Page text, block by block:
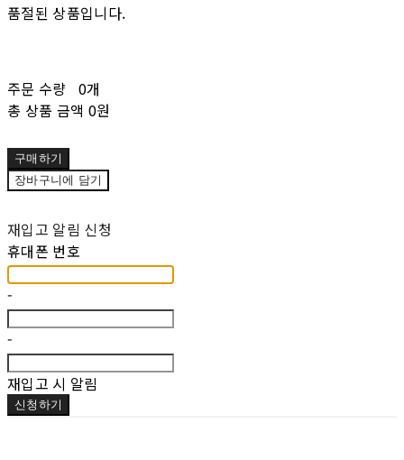
품절된 상품입니다.
주문 수량 0개
총 상품 금액 0원
구매하기
장바구니에 담기
재입고 알림 신청
휴대폰 번호
-
-
재입고 시 알림
신청하기